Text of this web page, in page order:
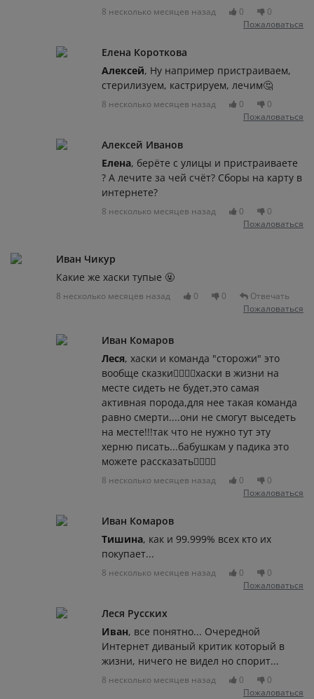
8 несколько месяцев назад 0
0
Пожаловаться
Елена Короткова
Алексей, Ну например пристраиваем,
стерилизуем, кастрируем, лечим🤔
8 несколько месяцев назад 0
0
Пожаловаться
Алексей Иванов
Елена, берёте с улицы и пристраиваете
? А лечите за чей счёт? Сборы на карту в
интернете?
8 несколько месяцев назад 0
0
Пожаловаться
Иван Чикур
Какие же хаски тупые 🤬
8 несколько месяцев назад 0 0
Отвечать
Пожаловаться
Иван Комаров
Леся, хаски и команда "сторожи" это
вообще сказки🤦‍♂️🤦‍♂️хаски в жизни на
месте сидеть не будет,это самая
активная порода,для нее такая команда
равно смерти....они не смогут выседеть
на месте!!!так что не нужно тут эту
херню писать...бабушкам у падика это
можете рассказать🤦‍♂️🤦‍♂️
8 несколько месяцев назад 0
0
Пожаловаться
Иван Комаров
Тишина, как и 99.999% всех кто их
покупает...
8 несколько месяцев назад 0
0
Пожаловаться
Леся Русских
Иван, все понятно... Очередной
Интернет диваный критик который в
жизни, ничего не видел но спорит...
8 несколько месяцев назад 0
0
Пожаловаться